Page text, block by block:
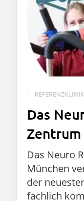
Das
Zentrum
Das Neuro
München
der
fachlich